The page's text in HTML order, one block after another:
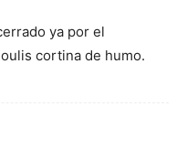
ya por el
cortina de humo.